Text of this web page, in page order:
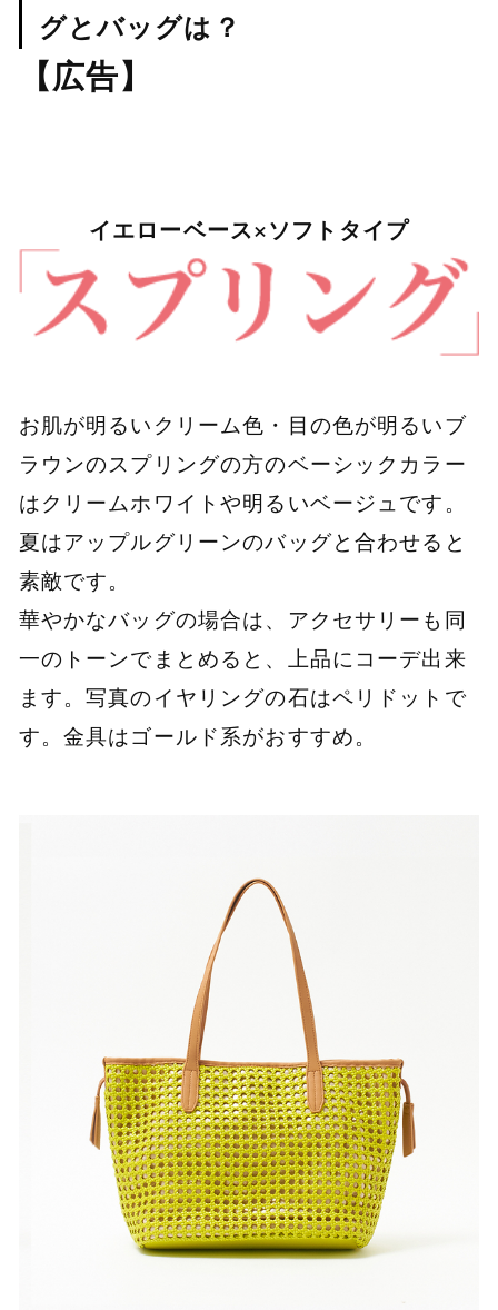
グとバッグは？
【広告】
イエローベース×ソフトタイプ
お肌が明るいクリーム色・目の色が明るいブ
ラウンのスプリングの方のベーシックカラー
はクリームホワイトや明るいベージュです。
夏はアップルグリーンのバッグと合わせると
素敵です。
華やかなバッグの場合は、アクセサリーも同
一のトーンでまとめると、上品にコーデ出来
ます。写真のイヤリングの石はペリドットで
す。金具はゴールド系がおすすめ。